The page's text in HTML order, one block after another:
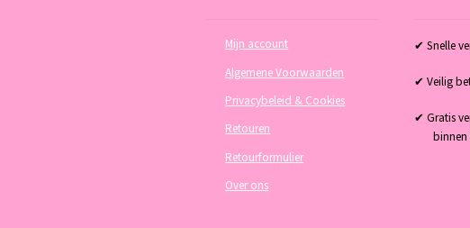
Mijn account
Algemene Voorwaarden
Privacybeleid & Cookies
Retouren
Retourformulier
Over ons
✔ Snelle
✔ Veilig
✔ Gratis
binnen